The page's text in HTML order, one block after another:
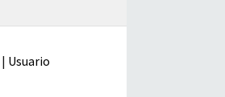
| Usuario